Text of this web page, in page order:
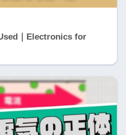
｜Electronics for